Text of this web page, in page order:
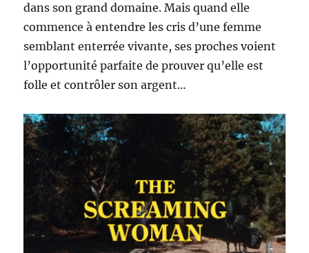
dans son grand domaine. Mais quand elle
commence à entendre les cris d’une femme
semblant enterrée vivante, ses proches voient
l’opportunité parfaite de prouver qu’elle est
folle et contrôler son argent…